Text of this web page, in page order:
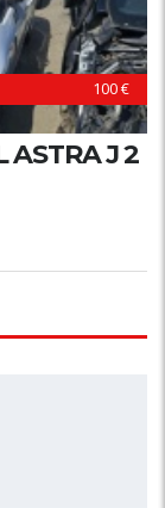
100 €
ASTRA J 2